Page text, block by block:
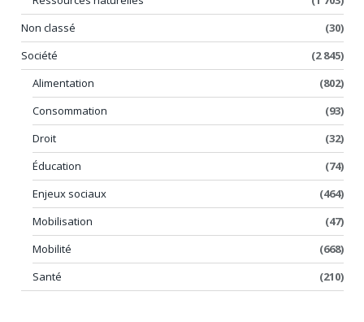
Non classé
(30)
Société
(2 845)
Alimentation
(802)
Consommation
(93)
Droit
(32)
Éducation
(74)
Enjeux sociaux
(464)
Mobilisation
(47)
Mobilité
(668)
Santé
(210)